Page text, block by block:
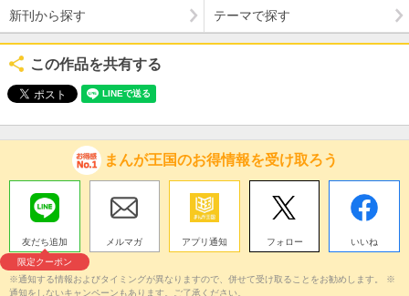
新刊から探す テーマで探す
この作品を共有する
まんが王国のお得情報を受け取ろう
友だち追加
限定クーポン
メルマガ アプリ通知 フォロー いいね
※通知する情報およびタイミングが異なりますので、併せて受け取ることをお勧めします。 ※
通知をしないキャンペーンもあります。ご了承ください。